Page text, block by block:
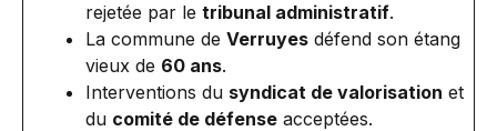
rejetée par le tribunal administratif.
La commune de Verruyes défend son étang
vieux de 60 ans.
Interventions du syndicat de valorisation et
du comité de défense acceptées.